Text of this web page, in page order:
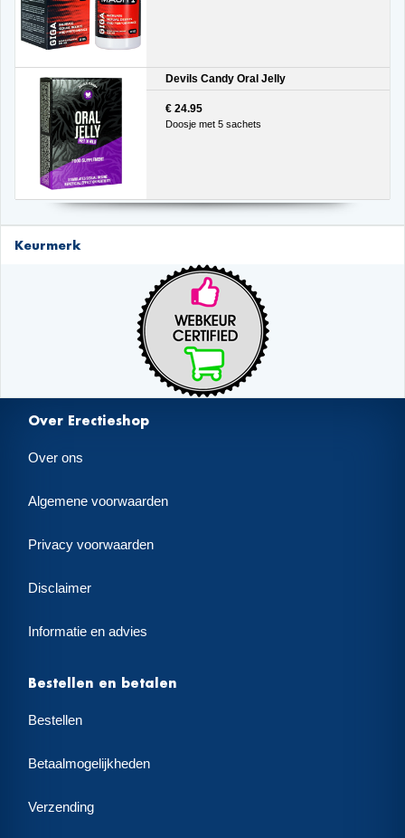
Devils Candy Oral Jelly
€ 24.95
Doosje met 5 sachets
Keurmerk
Over Erectieshop
Over ons
Algemene voorwaarden
Privacy voorwaarden
Disclaimer
Informatie en advies
Bestellen en betalen
Bestellen
Betaalmogelijkheden
Verzending